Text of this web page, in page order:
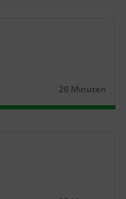
Dauer:
20 Minuten